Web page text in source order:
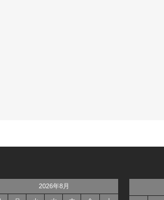
2026年8月